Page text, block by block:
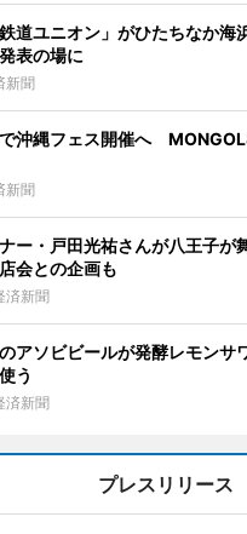
鉄道ユニオン」がひたちなか海
表の場に
新聞
沖縄フェス開催へ
新聞
ー・戸田光祐さんが八王子が
会との企画も
済新聞
アソビビールが発酵レモン
う
済新聞
プレスリリース